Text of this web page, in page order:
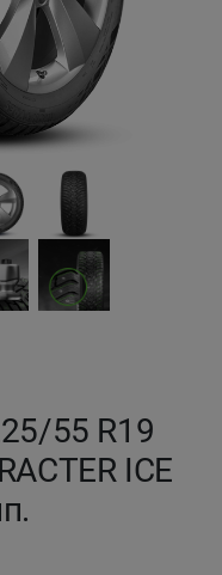
55 R19
ICE